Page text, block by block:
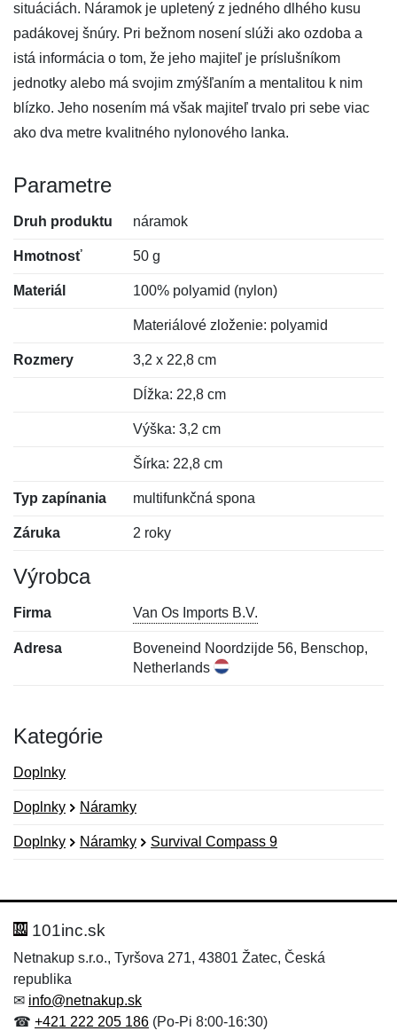
situáciách. Náramok je upletený z jedného dlhého kusu
padákovej šnúry. Pri bežnom nosení slúži ako ozdoba a
istá informácia o tom, že jeho majiteľ je príslušníkom
jednotky alebo má svojim zmýšľaním a mentalitou k nim
blízko. Jeho nosením má však majiteľ trvalo pri sebe viac
ako dva metre kvalitného nylonového lanka.
Parametre
Druh produktu náramok
Hmotnosť 50 g
Materiál 100% polyamid (nylon)
Materiálové zloženie: polyamid
Rozmery 3,2 x 22,8 cm
Dĺžka: 22,8 cm
Výška: 3,2 cm
Šírka: 22,8 cm
Typ zapínania multifunkčná spona
Záruka 2 roky
Výrobca
Firma Van Os Imports B.V.
Adresa
Boveneind Noordzijde 56, Benschop,
Netherlands
Kategórie
Doplnky
Doplnky Náramky
Doplnky Náramky Survival Compass 9
Hodnotenie:
Meno:*
Meno:
E-mail:*
101inc.sk
Netnakup s.r.o., Tyršova 271, 43801 Žatec, Česká
republika
✉ info@netnakup.sk
☎ +421 222 205 186 (Po-Pi 8:00-16:30)